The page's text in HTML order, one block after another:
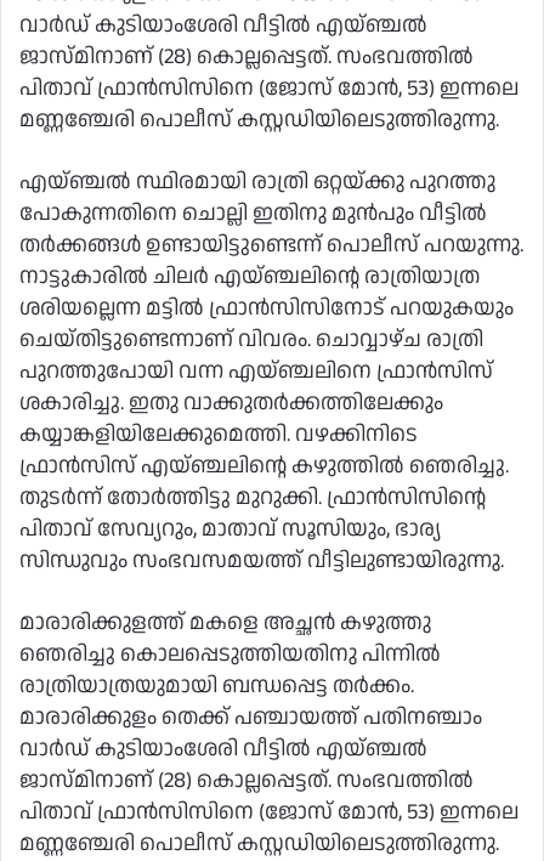
വാര്‍ഡ് കുടിയാംശേരി വീട്ടില്‍ എയ്ഞ്ചല്‍
ജാസ്മിനാണ് (28) കൊല്ലപ്പെട്ടത്. സംഭവത്തില്‍
പിതാവ് ഫ്രാന്‍സിസിനെ (ജോസ് മോന്‍, 53) ഇന്നലെ
മണ്ണഞ്ചേരി പൊലീസ് കസ്റ്റഡിയിലെടുത്തിരുന്നു.
എയ്ഞ്ചല്‍ സ്ഥിരമായി രാത്രി ഒറ്റയ്ക്കു പുറത്തു
പോകുന്നതിനെ ചൊല്ലി ഇതിനു മുന്‍പും വീട്ടില്‍
തര്‍ക്കങ്ങള്‍ ഉണ്ടായിട്ടുണ്ടെന്ന് പൊലീസ് പറയുന്നു.
നാട്ടുകാരില്‍ ചിലര്‍ എയ്ഞ്ചലിന്റെ രാത്രിയാത്ര
ശരിയല്ലെന്ന മട്ടില്‍ ഫ്രാന്‍സിസിനോട് പറയുകയും
ചെയ്തിട്ടുണ്ടെന്നാണ് വിവരം. ചൊവ്വാഴ്ച രാത്രി
പുറത്തുപോയി വന്ന എയ്ഞ്ചലിനെ ഫ്രാന്‍സിസ്
ശകാരിച്ചു. ഇതു വാക്കുതര്‍ക്കത്തിലേക്കും
കയ്യാങ്കളിയിലേക്കുമെത്തി. വഴക്കിനിടെ
ഫ്രാന്‍സിസ് എയ്ഞ്ചലിന്റെ കഴുത്തില്‍ ഞെരിച്ചു.
തുടര്‍ന്ന് തോര്‍ത്തിട്ടു മുറുക്കി. ഫ്രാന്‍സിസിന്റെ
പിതാവ് സേവ്യറും, മാതാവ് സൂസിയും, ഭാര്യ
സിന്ധുവും സംഭവസമയത്ത് വീട്ടിലുണ്ടായിരുന്നു.
മാരാരിക്കുളത്ത് മകളെ അച്ഛന്‍ കഴുത്തു
ഞെരിച്ചു കൊലപ്പെടുത്തിയതിനു പിന്നില്‍
രാത്രിയാത്രയുമായി ബന്ധപ്പെട്ട തര്‍ക്കം.
മാരാരിക്കുളം തെക്ക് പഞ്ചായത്ത് പതിനഞ്ചാം
വാര്‍ഡ് കുടിയാംശേരി വീട്ടില്‍ എയ്ഞ്ചല്‍
ജാസ്മിനാണ് (28) കൊല്ലപ്പെട്ടത്. സംഭവത്തില്‍
പിതാവ് ഫ്രാന്‍സിസിനെ (ജോസ് മോന്‍, 53) ഇന്നലെ
മണ്ണഞ്ചേരി പൊലീസ് കസ്റ്റഡിയിലെടുത്തിരുന്നു.